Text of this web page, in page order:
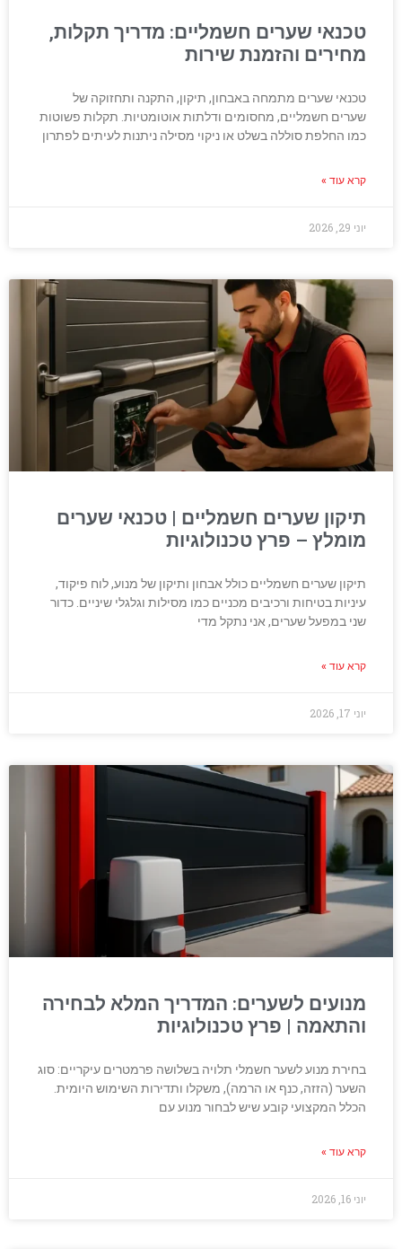
טכנאי שערים חשמליים: מדריך תקלות,
מחירים והזמנת שירות
טכנאי שערים מתמחה באבחון, תיקון, התקנה ותחזוקה של
שערים חשמליים, מחסומים ודלתות אוטומטיות. תקלות פשוטות
כמו החלפת סוללה בשלט או ניקוי מסילה ניתנות לעיתים לפתרון
קרא עוד »
יוני 29, 2026
תיקון שערים חשמליים | טכנאי שערים
מומלץ – פרץ טכנולוגיות
תיקון שערים חשמליים כולל אבחון ותיקון של מנוע, לוח פיקוד,
עיניות בטיחות ורכיבים מכניים כמו מסילות וגלגלי שיניים. כדור
שני במפעל שערים, אני נתקל מדי
קרא עוד »
יוני 17, 2026
מנועים לשערים: המדריך המלא לבחירה
והתאמה | פרץ טכנולוגיות
בחירת מנוע לשער חשמלי תלויה בשלושה פרמטרים עיקריים: סוג
השער (הזזה, כנף או הרמה), משקלו ותדירות השימוש היומית.
הכלל המקצועי קובע שיש לבחור מנוע עם
קרא עוד »
יוני 16, 2026